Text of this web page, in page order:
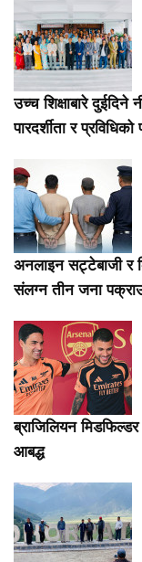
उच्च शिक्षाबारे दुईदिने
पारदर्शीता र
अनलाइन सट्टेबाजी र
संलग्न तीन जना
ब्राजिलियन
आबद्ध